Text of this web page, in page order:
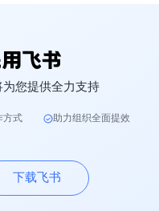
您提供全力支持
方式 助力组织全面提效
下载飞书